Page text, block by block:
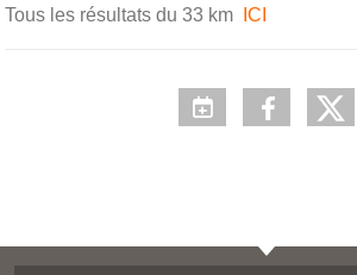
Tous les résultats du 33 km ICI